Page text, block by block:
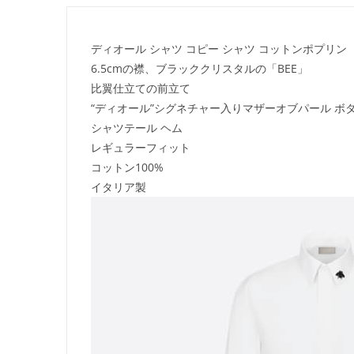
ディオール シャツ コピー シャツ コットンポプリン
6.5cmの襟、ブラッククリスタルの「BEE」
比翼仕立ての前立て
“ディオール”シグネチャー入りマザーオブパール ボ
シャツテール ヘム
レギュラーフィット
コットン100%
イタリア製